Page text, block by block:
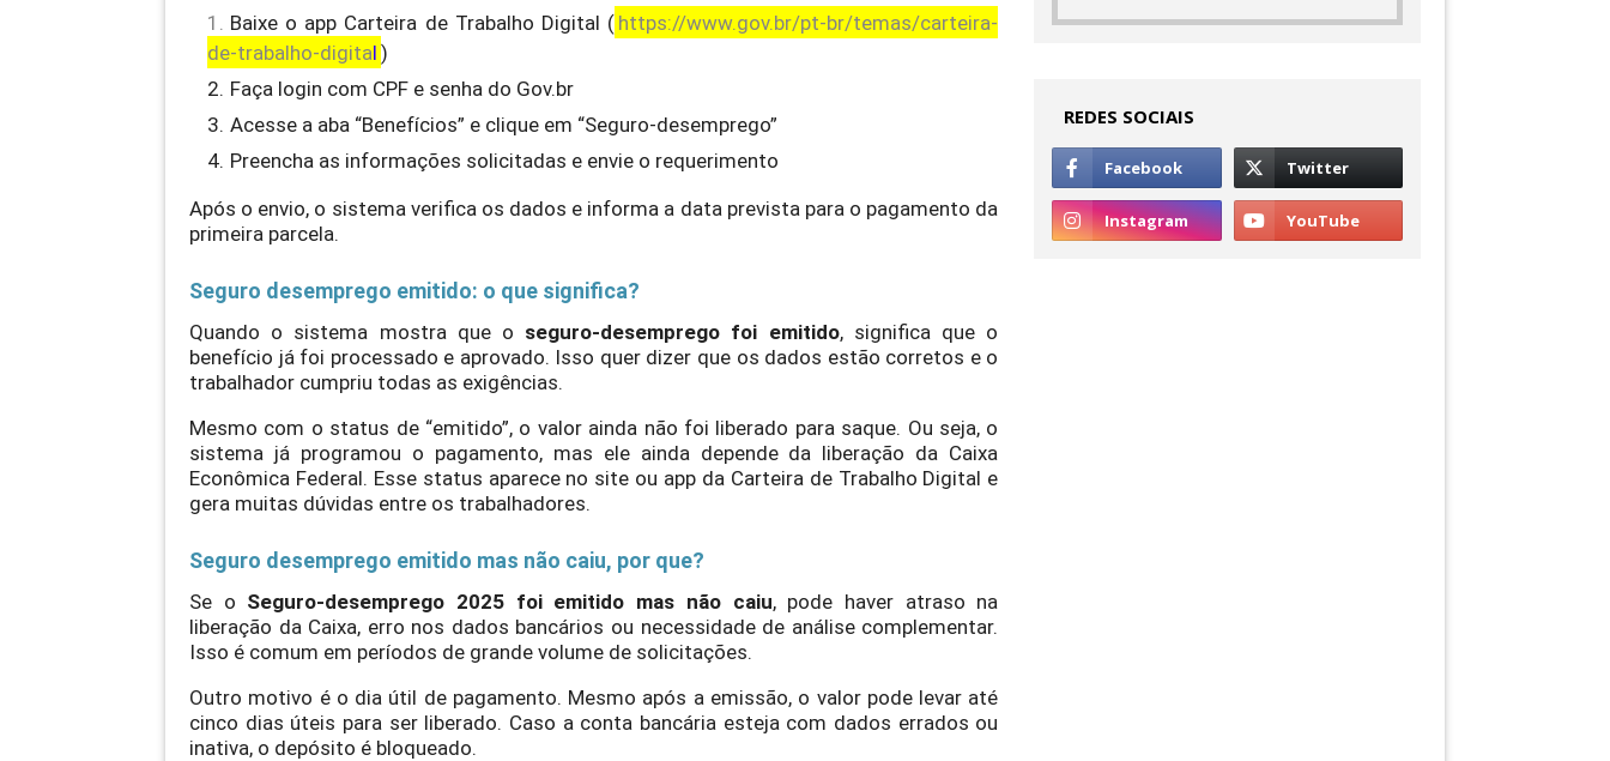
Baixe o app Carteira de Trabalho Digital ( https://www.gov.br/pt-br/temas/carteira-
de-trabalho-digital )
Faça login com CPF e senha do Gov.br
Acesse a aba “Benefícios” e clique em “Seguro-desemprego”
Preencha as informações solicitadas e envie o requerimento
Após o envio, o sistema verifica os dados e informa a data prevista para o pagamento da
primeira parcela.
Seguro desemprego emitido: o que significa?
Quando o sistema mostra que o seguro-desemprego foi emitido, significa que o
benefício já foi processado e aprovado. Isso quer dizer que os dados estão corretos e o
trabalhador cumpriu todas as exigências.
Mesmo com o status de “emitido”, o valor ainda não foi liberado para saque. Ou seja, o
sistema já programou o pagamento, mas ele ainda depende da liberação da Caixa
Econômica Federal. Esse status aparece no site ou app da Carteira de Trabalho Digital e
gera muitas dúvidas entre os trabalhadores.
Seguro desemprego emitido mas não caiu, por que?
Se o Seguro-desemprego 2025 foi emitido mas não caiu, pode haver atraso na
liberação da Caixa, erro nos dados bancários ou necessidade de análise complementar.
Isso é comum em períodos de grande volume de solicitações.
Outro motivo é o dia útil de pagamento. Mesmo após a emissão, o valor pode levar até
cinco dias úteis para ser liberado. Caso a conta bancária esteja com dados errados ou
inativa, o depósito é bloqueado.
REDES SOCIAIS